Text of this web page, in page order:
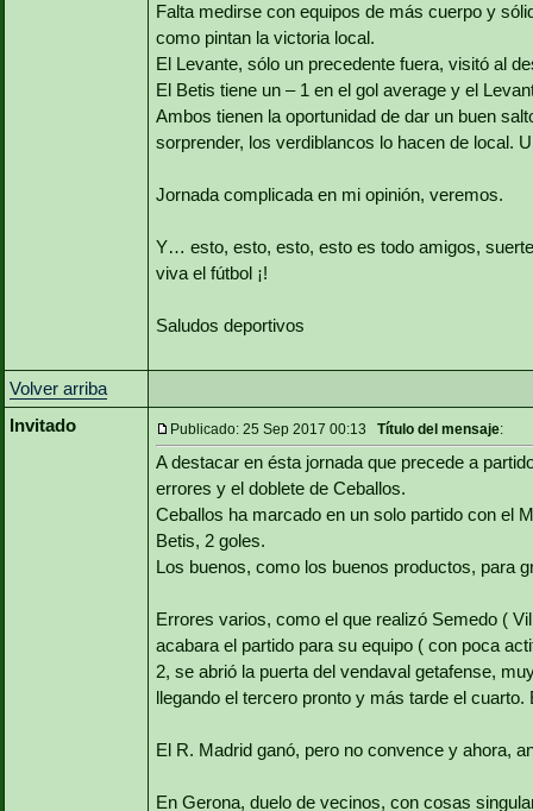
Falta medirse con equipos de más cuerpo y
como pintan la victoria local.
El Levante, sólo un precedente fuera, visitó al
El Betis tiene un – 1 en el gol average y el
Ambos tienen la oportunidad de dar un buen
sorprender, los verdiblancos lo hacen de local.
Jornada complicada en mi opinión, veremos.
Y… esto, esto, esto, esto es todo amigos,
viva el fútbol ¡!
Saludos deportivos
Volver arriba
Invitado
Publicado: 25 Sep 2017 00:13 Título del mensaje:
A destacar en ésta jornada que precede a
errores y el doblete de Ceballos.
Ceballos ha marcado en un solo partido con el
Betis, 2 goles.
Los buenos, como los buenos productos, para
Errores varios, como el que realizó Semedo (
acabara el partido para su equipo ( con poca
2, se abrió la puerta del vendaval getafense,
llegando el tercero pronto y más tarde el
El R. Madrid ganó, pero no convence y ahora,
En Gerona, duelo de vecinos, con cosas